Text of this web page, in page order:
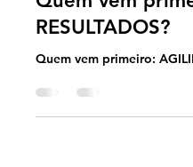
Apr 11, 2025
2 min
Reflexoes Ageis
Quem vem